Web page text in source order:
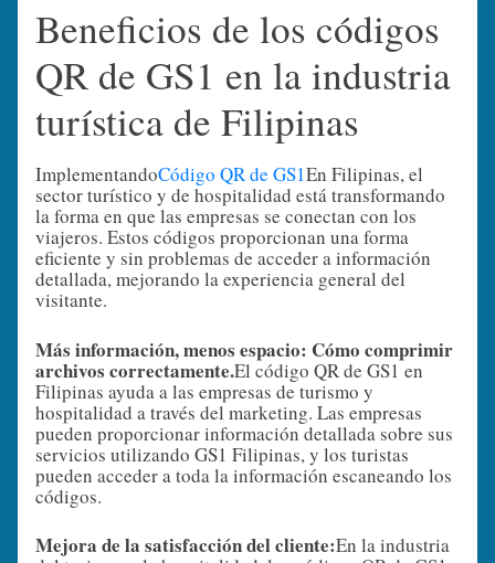
Beneficios de los códigos
QR de GS1 en la industria
turística de Filipinas
ImplementandoCódigo QR de GS1En Filipinas, el
sector turístico y de hospitalidad está transformando
la forma en que las empresas se conectan con los
viajeros. Estos códigos proporcionan una forma
eficiente y sin problemas de acceder a información
detallada, mejorando la experiencia general del
visitante.
Más información, menos espacio: Cómo comprimir
archivos correctamente.El código QR de GS1 en
Filipinas ayuda a las empresas de turismo y
hospitalidad a través del marketing. Las empresas
pueden proporcionar información detallada sobre sus
servicios utilizando GS1 Filipinas, y los turistas
pueden acceder a toda la información escaneando los
códigos.
Mejora de la satisfacción del cliente:En la industria